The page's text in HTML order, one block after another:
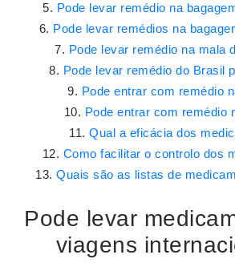
Pode levar remédio na
Pode levar remédios na
Pode levar remédio na mala
Pode levar remédio do Brasil
Pode entrar com remédio
Pode entrar com remédio
Qual a eficácia dos
Como facilitar o controlo dos
Quais são as listas de
Pode levar
viagens